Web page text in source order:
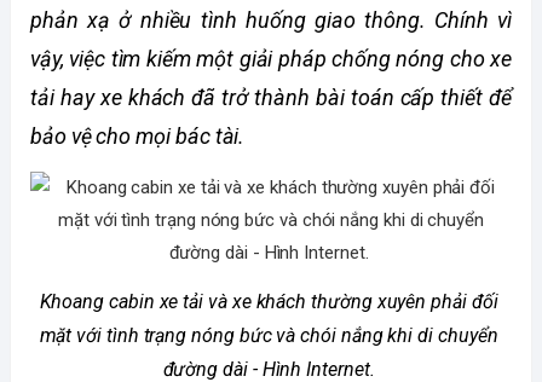
phản xạ ở nhiều tình huống giao thông. Chính vì
vậy, việc tìm kiếm một giải pháp chống nóng cho xe
tải hay xe khách đã trở thành bài toán cấp thiết để
bảo vệ cho mọi bác tài.
Khoang cabin xe tải và xe khách thường xuyên phải đối
mặt với tình trạng nóng bức và chói nắng khi di chuyển
đường dài - Hình Internet.